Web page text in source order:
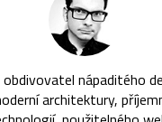
nápaditého
architektury,